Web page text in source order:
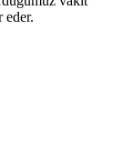
eder.